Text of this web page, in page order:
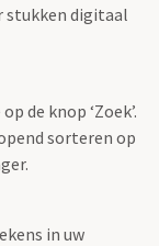
stukken digitaal
de knop ‘Zoek’.
sorteren op
in uw